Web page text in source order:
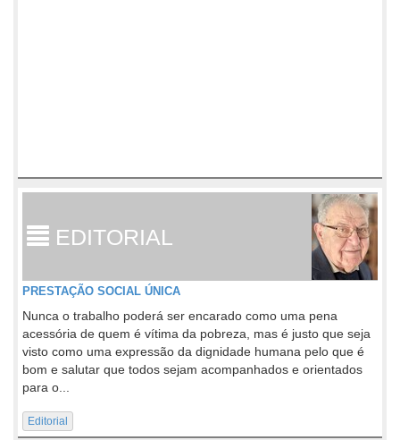
EDITORIAL
PRESTAÇÃO SOCIAL ÚNICA
Nunca o trabalho poderá ser encarado como uma pena
acessória de quem é vítima da pobreza, mas é justo que seja
visto como uma expressão da dignidade humana pelo que é
bom e salutar que todos sejam acompanhados e orientados
para o...
Editorial